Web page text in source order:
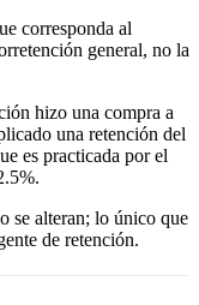
corresponda al
general, no la
hizo una compra a
una retención del
es practicada por el
se alteran; lo único que
de retención.